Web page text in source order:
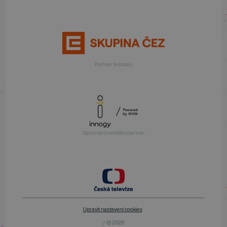
Partner festivalu
Generální mediální partner
Upravit nastavení cookies
/ © 2026